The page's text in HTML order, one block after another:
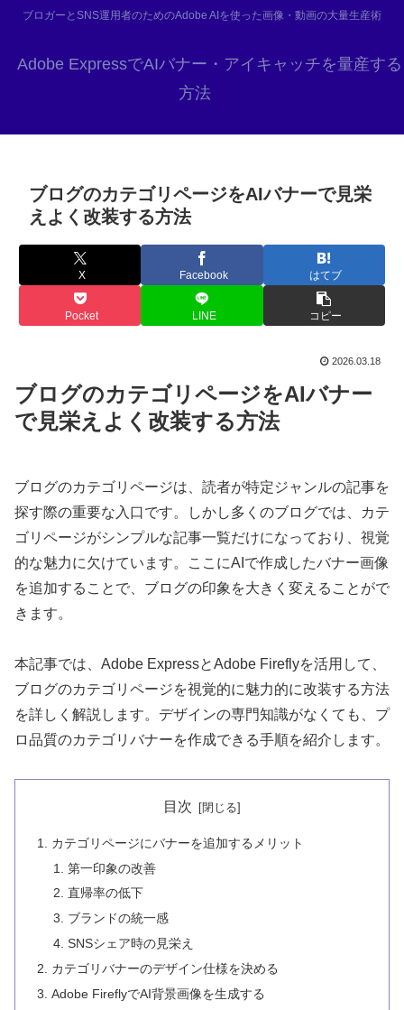
ブロガーとSNS運用者のためのAdobe AIを使った画像・動画の大量生産術
Adobe ExpressでAIバナー・アイキャッチを量産する
方法
ブログのカテゴリページをAIバナーで見栄
えよく改装する方法
X Facebook はてブ
Pocket LINE コピー
2026.03.18
ブログのカテゴリページをAIバナー
で見栄えよく改装する方法
ブログのカテゴリページは、読者が特定ジャンルの記事を
探す際の重要な入口です。しかし多くのブログでは、カテ
ゴリページがシンプルな記事一覧だけになっており、視覚
的な魅力に欠けています。ここにAIで作成したバナー画像
を追加することで、ブログの印象を大きく変えることがで
きます。
本記事では、Adobe ExpressとAdobe Fireflyを活用して、
ブログのカテゴリページを視覚的に魅力的に改装する方法
を詳しく解説します。デザインの専門知識がなくても、プ
ロ品質のカテゴリバナーを作成できる手順を紹介します。
目次
カテゴリページにバナーを追加するメリット
第一印象の改善
直帰率の低下
ブランドの統一感
SNSシェア時の見栄え
カテゴリバナーのデザイン仕様を決める
Adobe FireflyでAI背景画像を生成する